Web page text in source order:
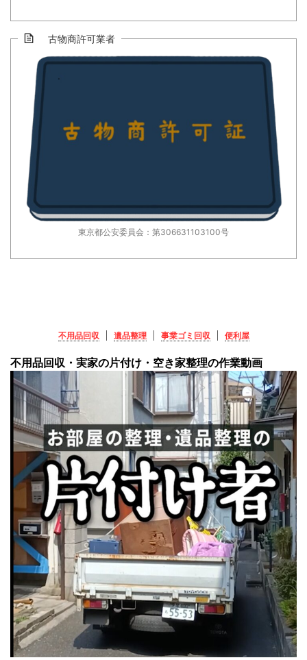
古物商許可業者
東京都公安委員会：第306631103100号
不用品回収 遺品整理 事業ゴミ回収 便利屋
不用品回収・実家の片付け・空き家整理の作業動画